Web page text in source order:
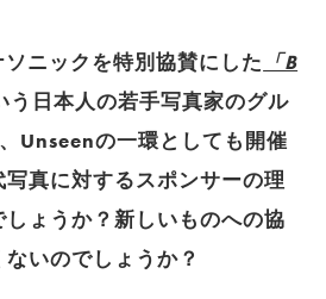
ニックを特別協賛にした 「B
う日本人の若手写真家のグル
Unseenの一環としても開催
写真に対するスポンサーの理
ょうか？新しいものへの協
いのでしょうか？